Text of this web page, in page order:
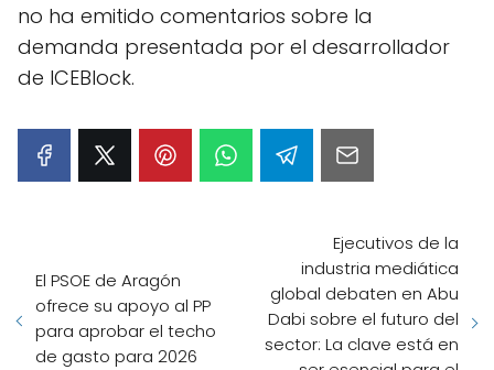
no ha emitido comentarios sobre la
demanda presentada por el desarrollador
de ICEBlock.
El PSOE de Aragón
ofrece su apoyo al PP
para aprobar el techo
de gasto para 2026
Ejecutivos de la
industria mediática
global debaten en Abu
Dabi sobre el futuro del
sector: La clave está en